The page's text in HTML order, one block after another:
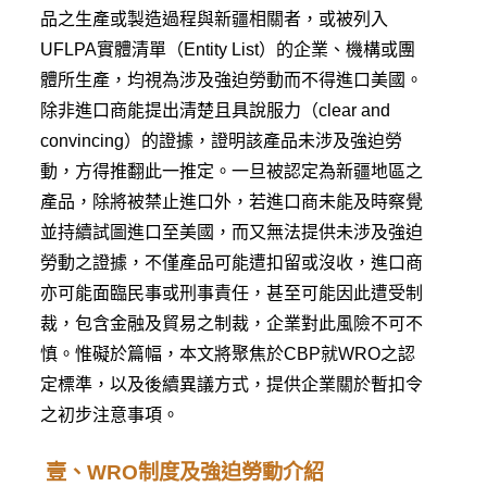
品之生產或製造過程與新疆相關者，或被列入
UFLPA實體清單（Entity List）的企業、機構或團
體所生產，均視為涉及強迫勞動而不得進口美國。
除非進口商能提出清楚且具說服力（clear and
convincing）的證據，證明該產品未涉及強迫勞
動，方得推翻此一推定。一旦被認定為新疆地區之
產品，除將被禁止進口外，若進口商未能及時察覺
並持續試圖進口至美國，而又無法提供未涉及強迫
勞動之證據，不僅產品可能遭扣留或沒收，進口商
亦可能面臨民事或刑事責任，甚至可能因此遭受制
裁，包含金融及貿易之制裁，企業對此風險不可不
慎。惟礙於篇幅，本文將聚焦於CBP就WRO之認
定標準，以及後續異議方式，提供企業關於暫扣令
之初步注意事項。
壹、WRO制度及強迫勞動介紹